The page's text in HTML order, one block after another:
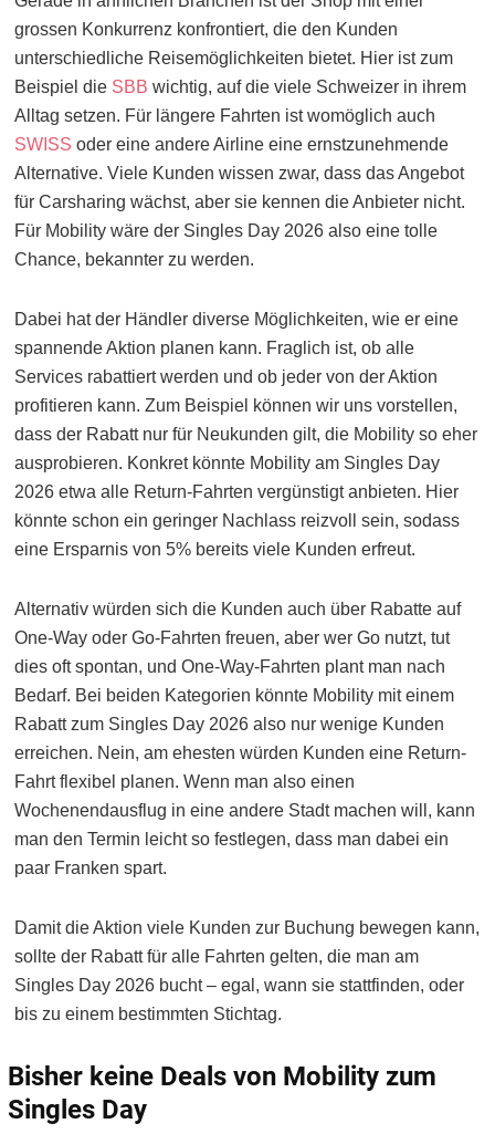
grossen Konkurrenz konfrontiert, die den Kunden
unterschiedliche Reisemöglichkeiten bietet. Hier ist zum
Beispiel die SBB wichtig, auf die viele Schweizer in ihrem
Alltag setzen. Für längere Fahrten ist womöglich auch
SWISS oder eine andere Airline eine ernstzunehmende
Alternative. Viele Kunden wissen zwar, dass das Angebot
für Carsharing wächst, aber sie kennen die Anbieter nicht.
Für Mobility wäre der Singles Day 2026 also eine tolle
Chance, bekannter zu werden.
Dabei hat der Händler diverse Möglichkeiten, wie er eine
spannende Aktion planen kann. Fraglich ist, ob alle
Services rabattiert werden und ob jeder von der Aktion
profitieren kann. Zum Beispiel können wir uns vorstellen,
dass der Rabatt nur für Neukunden gilt, die Mobility so eher
ausprobieren. Konkret könnte Mobility am Singles Day
2026 etwa alle Return-Fahrten vergünstigt anbieten. Hier
könnte schon ein geringer Nachlass reizvoll sein, sodass
eine Ersparnis von 5% bereits viele Kunden erfreut.
Alternativ würden sich die Kunden auch über Rabatte auf
One-Way oder Go-Fahrten freuen, aber wer Go nutzt, tut
dies oft spontan, und One-Way-Fahrten plant man nach
Bedarf. Bei beiden Kategorien könnte Mobility mit einem
Rabatt zum Singles Day 2026 also nur wenige Kunden
erreichen. Nein, am ehesten würden Kunden eine Return-
Fahrt flexibel planen. Wenn man also einen
Wochenendausflug in eine andere Stadt machen will, kann
man den Termin leicht so festlegen, dass man dabei ein
paar Franken spart.
Damit die Aktion viele Kunden zur Buchung bewegen kann,
sollte der Rabatt für alle Fahrten gelten, die man am
Singles Day 2026 bucht – egal, wann sie stattfinden, oder
bis zu einem bestimmten Stichtag.
Bisher keine Deals von Mobility zum
Singles Day